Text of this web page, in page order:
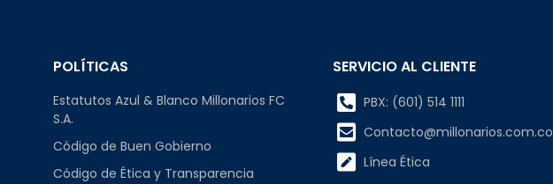
POLÍTICAS
Estatutos Azul & Blanco Millonarios FC
S.A.
Código de Buen Gobierno
Código de Ética y Transparencia
SERVICIO AL CLIENTE
PBX: (601) 514 1111
Contacto@millonarios.com.co
Línea Ética